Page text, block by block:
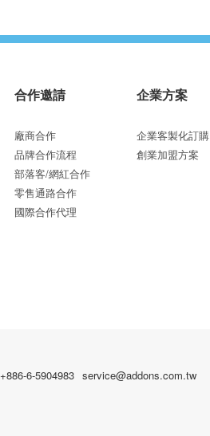
合作邀請
廠商合作
品牌合作流程
部落客/網紅合作
零售通路合作
國際合作代理
企業方案
企業客製化訂購
創業加盟方案
+886-6-5904983 service@addons.com.tw